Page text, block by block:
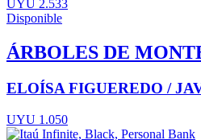
UYU 2.533
Disponible
ÁRBOLES DE
ELOÍSA FIGUEREDO /
UYU 1.050